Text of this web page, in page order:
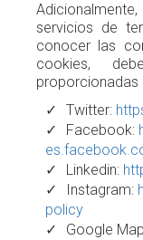
servicios de
conocer las
cookies,
proporcionadas
Twitter:
Facebook:
Linkedin:
Instagram:
policy
Google